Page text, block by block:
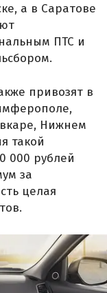
а в Саратове
ПТС и
привозят в
Нижнем
такой
000 рублей
за
целая